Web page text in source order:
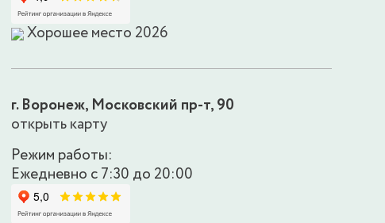
Хорошее место 2026
г. Воронеж, Московский пр-т, 90
открыть карту
Режим работы:
Ежедневно с 7:30 до 20:00